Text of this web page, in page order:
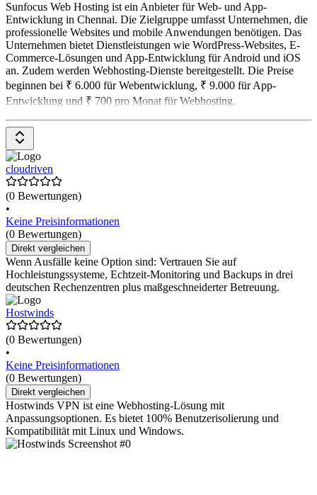
Sunfocus Web Hosting ist ein Anbieter für Web- und App-
Entwicklung in Chennai. Die Zielgruppe umfasst Unternehmen, die
professionelle Websites und mobile Anwendungen benötigen. Das
Unternehmen bietet Dienstleistungen wie WordPress-Websites, E-
Commerce-Lösungen und App-Entwicklung für Android und iOS
an. Zudem werden Webhosting-Dienste bereitgestellt. Die Preise
beginnen bei ₹ 6.000 für Webentwicklung, ₹ 9.000 für App-
Entwicklung und ₹ 700 pro Monat für Webhosting.
cloudriven
(0 Bewertungen)
•
Keine Preisinformationen
(0 Bewertungen)
Direkt vergleichen
Wenn Ausfälle keine Option sind: Vertrauen Sie auf
Hochleistungssysteme, Echtzeit-Monitoring und Backups in drei
deutschen Rechenzentren plus maßgeschneiderter Betreuung.
Hostwinds
(0 Bewertungen)
•
Keine Preisinformationen
(0 Bewertungen)
Direkt vergleichen
Hostwinds VPN ist eine Webhosting-Lösung mit
Anpassungsoptionen. Es bietet 100% Benutzerisolierung und
Kompatibilität mit Linux und Windows.